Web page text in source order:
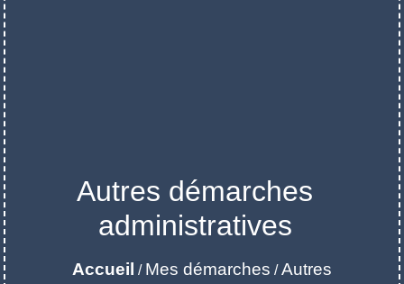
Autres démarches
administratives
Accueil / Mes démarches /Autres